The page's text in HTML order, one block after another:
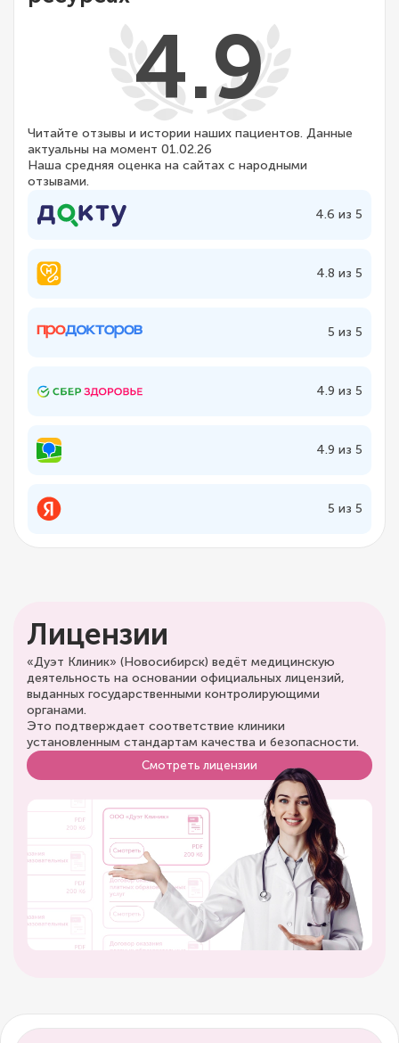
4.9
Читайте отзывы и истории наших пациентов. Данные
актуальны на момент 01.02.26
Наша средняя оценка на сайтах с народными
отзывами.
4.6 из 5
4.8 из 5
5 из 5
4.9 из 5
4.9 из 5
5 из 5
Лицензии
«Дуэт Клиник» (Новосибирск) ведёт медицинскую
деятельность на основании официальных лицензий,
выданных государственными контролирующими
органами.
Это подтверждает соответствие клиники
установленным стандартам качества и безопасности.
Смотреть лицензии